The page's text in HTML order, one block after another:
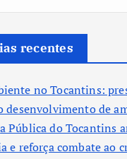
recentes
no Tocantins:
desenvolvimento de
Pública do Tocantins
e reforça combate ao